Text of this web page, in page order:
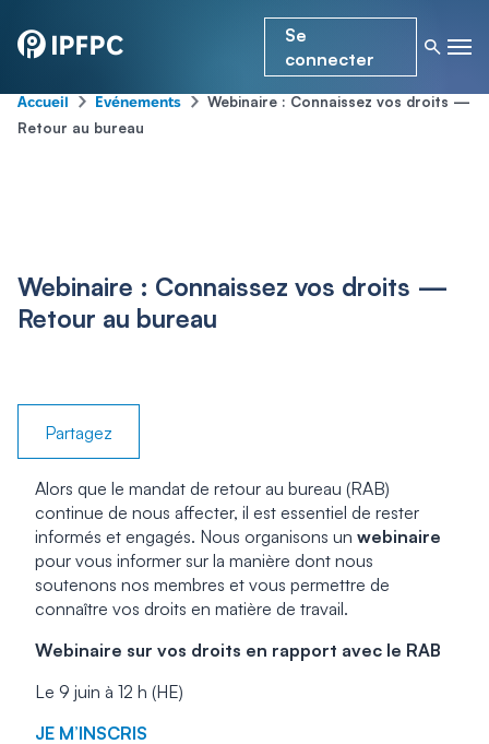
Se
connecter
Accueil- Événements-
Webinaire : Connaissez vos droits —
Retour au bureau
Webinaire : Connaissez vos droits —
Retour au bureau
Partagez
Alors que le mandat de retour au bureau (RAB)
continue de nous affecter, il est essentiel de rester
informés et engagés. Nous organisons un webinaire
pour vous informer sur la manière dont nous
soutenons nos membres et vous permettre de
connaître vos droits en matière de travail.
Webinaire sur vos droits en rapport avec le RAB
Le 9 juin à 12 h (HE)
JE M’INSCRIS